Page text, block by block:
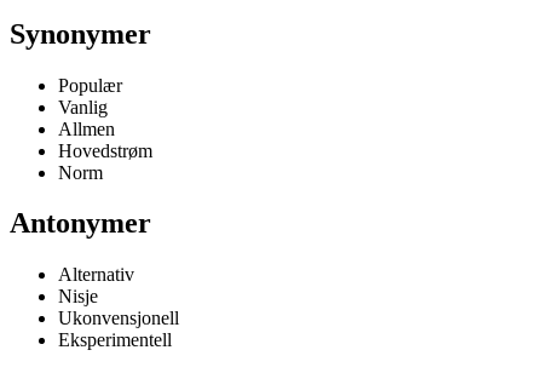
Synonymer
Populær
Vanlig
Allmen
Hovedstrøm
Norm
Antonymer
Alternativ
Nisje
Ukonvensjonell
Eksperimentell